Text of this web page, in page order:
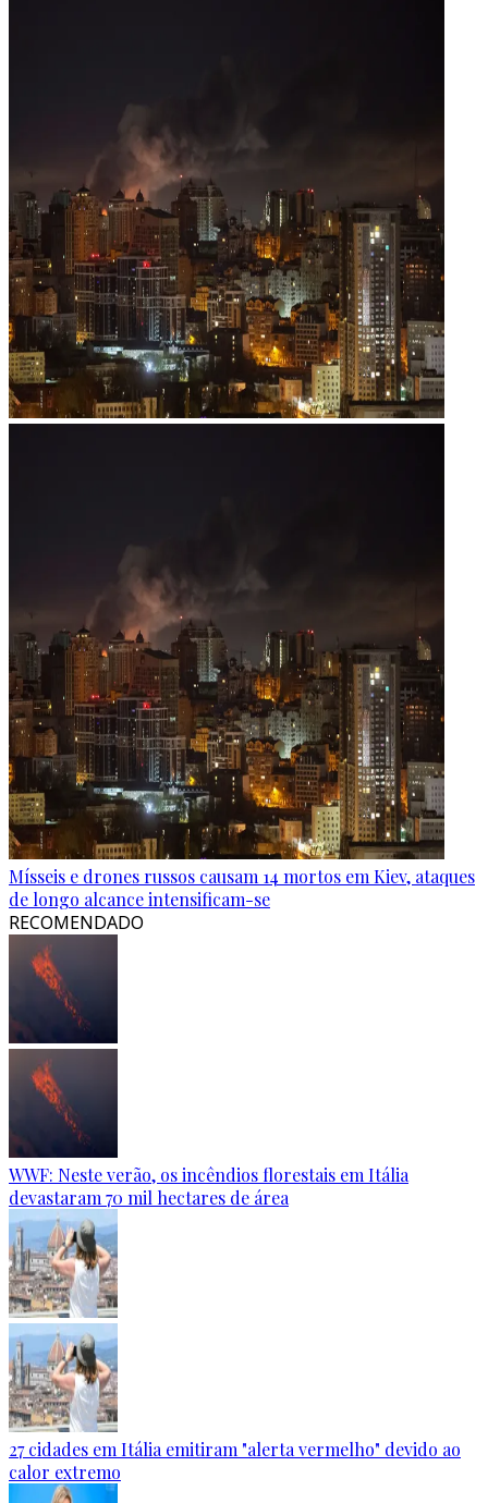
Mísseis e drones russos causam 14 mortos em Kiev, ataques
de longo alcance intensificam-se
RECOMENDADO
WWF: Neste verão, os incêndios florestais em Itália
devastaram 70 mil hectares de área
27 cidades em Itália emitiram "alerta vermelho" devido ao
calor extremo